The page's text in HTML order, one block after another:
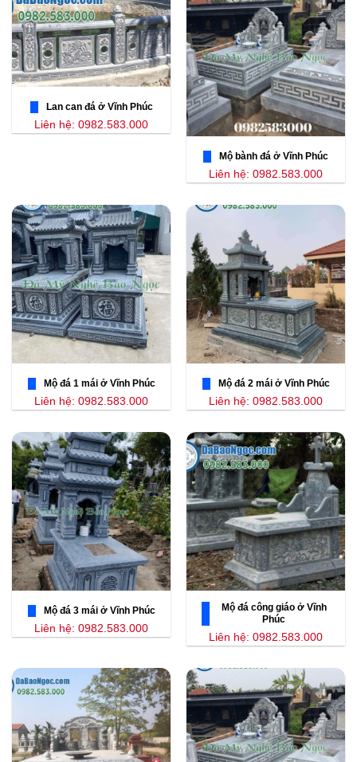
Lan can đá ở Vĩnh Phúc
Liên hệ: 0982.583.000
Mộ bành đá ở Vĩnh Phúc
Liên hệ: 0982.583.000
Mộ đá 1 mái ở Vĩnh Phúc
Liên hệ: 0982.583.000
Mộ đá 2 mái ở Vĩnh Phúc
Liên hệ: 0982.583.000
Mộ đá 3 mái ở Vĩnh Phúc
Liên hệ: 0982.583.000
Mộ đá công giáo ở Vĩnh
Phúc
Liên hệ: 0982.583.000